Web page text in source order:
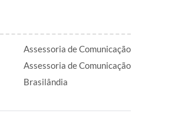
Assessoria de Comunicação
Assessoria de Comunicação
Brasilândia